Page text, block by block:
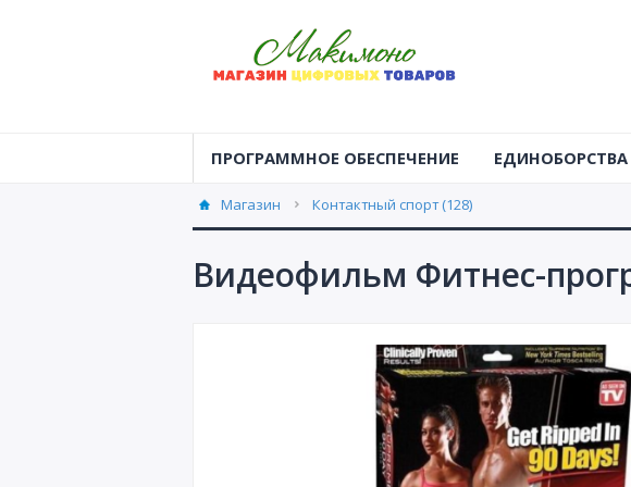
ПРОГРАММНОЕ ОБЕСПЕЧЕНИЕ ЕДИНОБОРСТВА
Магазин Контактный спорт (128)
Видеофильм Фитнес-